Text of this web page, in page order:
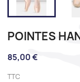
POINTES
85,00 €
TTC